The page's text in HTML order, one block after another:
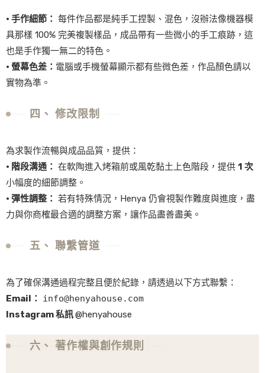
· 手作細節： 每件作品都是純手工捏製、混色，沒辦法像機器模
具那樣 100% 完美複製樣品，成品帶有一些微小的手工痕跡，這
也是手作獨一無二的特色。
· 螢幕色差： 電腦或手機螢幕顯示都有些微色差，作品顏色請以
實物為準。
四、 修改限制
為求製作流暢與成品品質，提供：
· 階段溝通： 在軟陶進入烤箱前或風乾黏土上色階段，提供 1 次
小幅度的細節調整。
· 彈性調整： 若有特殊情況，Henya 仍會視製作難度與進度，盡
力與你商榷最合適的調整方案，讓作品盡善盡美。
五、 聯繫管道
為了確保溝通過程完整且便於紀錄，請透過以下方式聯繫：
Email： info@henyahouse.com
Instagram 私訊@henyahouse
六、 著作權與創作規則